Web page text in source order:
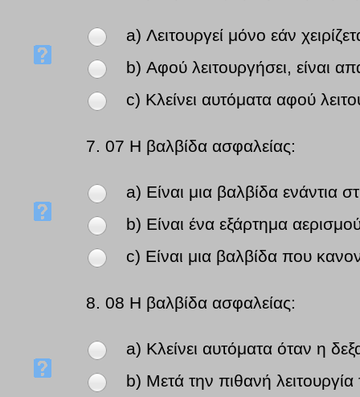
a) Λειτουργεί μόνο εάν
b) Αφού λειτουργήσει, είναι
c) Κλείνει αυτόματα αφού
7. 07 Η βαλβίδα ασφαλείας:
a) Είναι μια βαλβίδα ενάντια
b) Είναι ένα εξάρτημα
c) Είναι μια βαλβίδα που
8. 08 Η βαλβίδα ασφαλείας:
a) Κλείνει αυτόματα όταν η
b) Μετά την πιθανή